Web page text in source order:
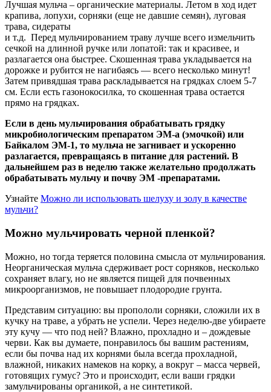
Лучшая мульча – органические материалы. Летом в ход идет
крапива, лопухи, сорняки (еще не давшие семян), луговая
трава, сидераты
и т.д. Перед мульчированием траву лучше всего измельчить
сечкой на длинной ручке или лопатой: так и красивее, и
разлагается она быстрее. Скошенная трава укладывается на
дорожке и рубится не нагибаясь — всего несколько минут!
Затем привядшая трава раскладывается на грядках слоем 5-7
см. Если есть газонокосилка, то скошенная трава остается
прямо на грядках.
Если в день мульчирования обрабатывать грядку
микробиологическим препаратом ЭМ-а (эмочкой) или
Байкалом ЭМ-1, то мульча не загнивает и ускоренно
разлагается, превращаясь в питание для растений. В
дальнейшем раз в неделю также желательно продолжать
обрабатывать мульчу и почву ЭМ -препаратами.
Узнайте Можно ли использовать шелуху и золу в качестве
мульчи?
Можно мульчировать черной пленкой?
Можно, но тогда теряется половина смысла от мульчирования.
Неорганическая мульча сдерживает рост сорняков, несколько
сохраняет влагу, но не является пищей для почвенных
микроорганизмов, не повышает плодородие грунта.
Представим ситуацию: вы пропололи сорняки, сложили их в
кучку на траве, а убрать не успели. Через неделю-две убираете
эту кучу — что под ней? Влажно, прохладно и – дождевые
черви. Как вы думаете, понравилось бы вашим растениям,
если бы почва над их корнями была всегда прохладной,
влажной, никаких намеков на корку, а вокруг – масса червей,
готовящих гумус? Это и происходит, если ваши грядки
замульчированы органикой, а не синтетикой.